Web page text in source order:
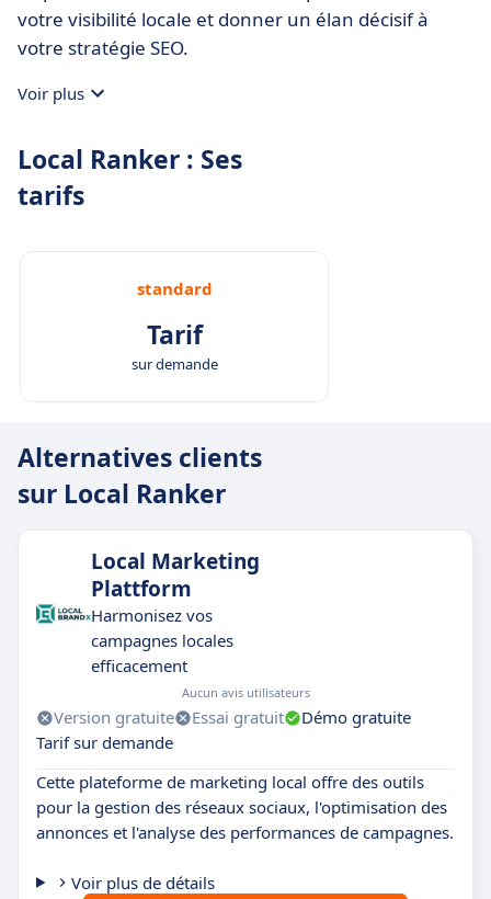
votre visibilité locale et donner un élan décisif à
votre stratégie SEO.
Voir plus
Local Ranker : Ses
tarifs
standard
Tarif
sur demande
Alternatives clients
sur Local Ranker
Local Marketing
Plattform
Harmonisez vos
campagnes locales
efficacement
Aucun avis utilisateurs
Version gratuite Essai gratuit
Démo gratuite
Tarif sur demande
Cette plateforme de marketing local offre des outils
pour la gestion des réseaux sociaux, l'optimisation des
annonces et l'analyse des performances de campagnes.
Voir plus de détails